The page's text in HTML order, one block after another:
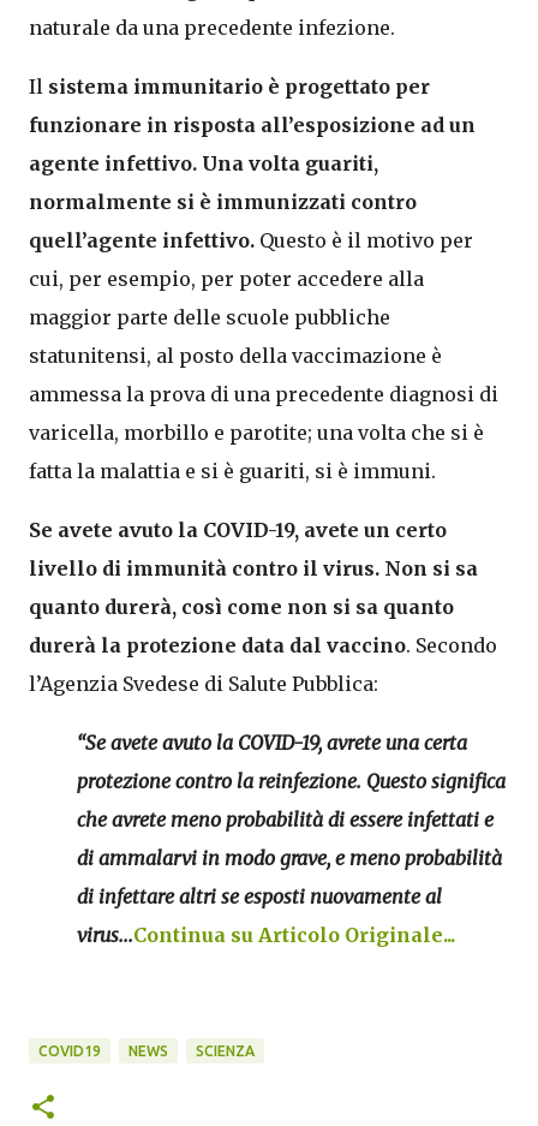
naturale da una precedente infezione.
Il sistema immunitario è progettato per
funzionare in risposta all’esposizione ad un
agente infettivo. Una volta guariti,
normalmente si è immunizzati contro
quell’agente infettivo. Questo è il motivo per
cui, per esempio, per poter accedere alla
maggior parte delle scuole pubbliche
statunitensi, al posto della vaccimazione è
ammessa la prova di una precedente diagnosi di
varicella, morbillo e parotite; una volta che si è
fatta la malattia e si è guariti, si è immuni.
Se avete avuto la COVID-19, avete un certo
livello di immunità contro il virus. Non si sa
quanto durerà, così come non si sa quanto
durerà la protezione data dal vaccino. Secondo
l’Agenzia Svedese di Salute Pubblica:
“Se avete avuto la COVID-19, avrete una certa
protezione contro la reinfezione. Questo significa
che avrete meno probabilità di essere infettati e
di ammalarvi in modo grave, e meno probabilità
di infettare altri se esposti nuovamente al
virus...Continua su Articolo Originale...
COVID19 NEWS SCIENZA